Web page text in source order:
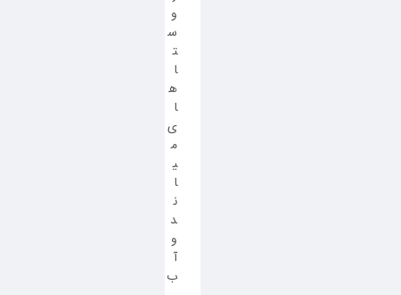
و
س
ت
ا
ه
ا
ی
م
ی
ا
ن
د
و
آ
ب